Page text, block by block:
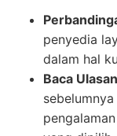
penyedia
dalam hal
Baca